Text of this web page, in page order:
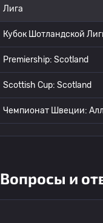
Лига
Кубок Шотландской
Premiership: Scotland
Scottish Cup: Scotland
Чемпионат Швеции:
Вопросы и